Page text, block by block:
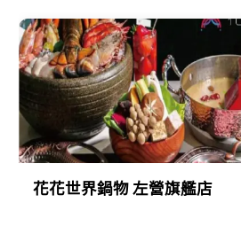
花花世界鍋物 左營旗艦店